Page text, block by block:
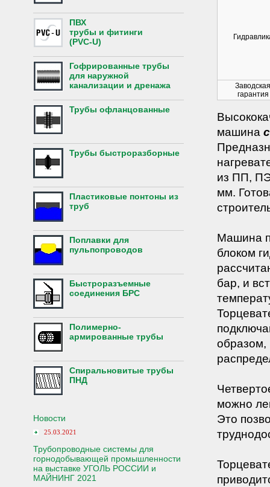
ПВХ
трубы и фитинги
(PVC-U)
Гофрированные трубы
для наружной
канализации и дренажа
Трубы офланцованные
Трубы быстроразборные
Пластиковые понтоны из
труб
Поплавки для
пульпопроводов
Быстроразъемные
соединения БРС
Полимерно-
армированные трубы
Спиральновитые трубы
ПНД
Новости
25.03.2021
Трубопроводные системы для
горнодобывающей промышленности
на выставке УГОЛЬ РОССИИ и
МАЙНИНГ 2021
Заводская
гарантия
машина
из ПП,
мм.
Машина
блоком
бар, и
образом,
можно
Это